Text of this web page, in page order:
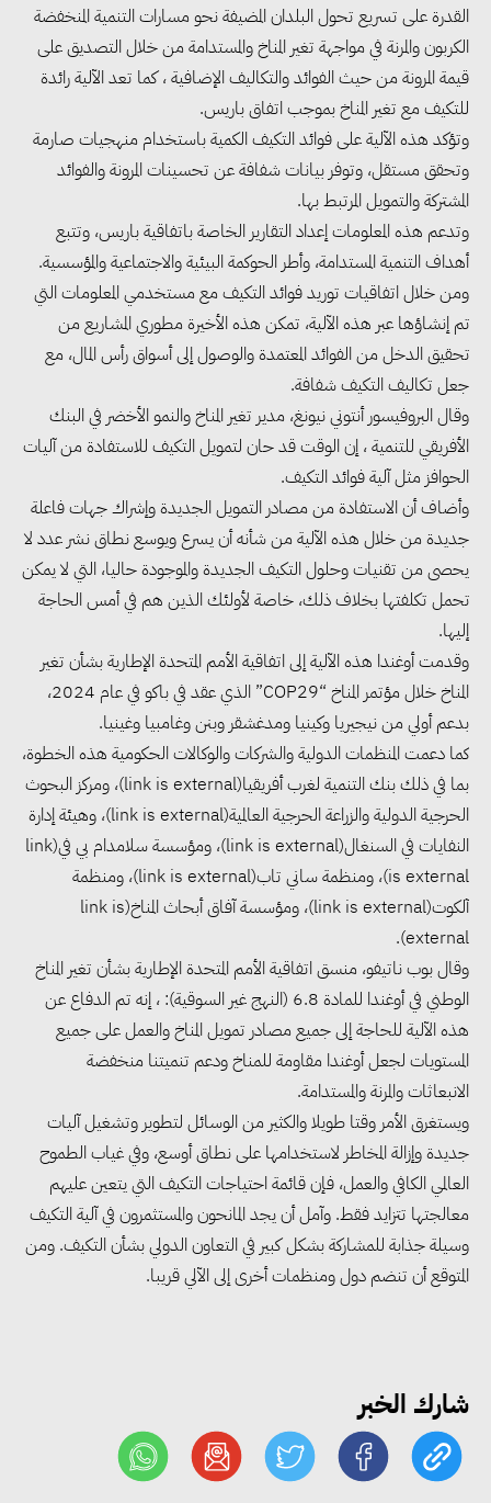
القدرة على تسريع تحول البلدان المضيفة نحو مسارات التنمية المنخفضة
الكربون والمرنة في مواجهة تغير المناخ والمستدامة من خلال التصديق على
قيمة المرونة من حيث الفوائد والتكاليف الإضافية ، كما تعد الآلية رائدة
للتكيف مع تغير المناخ بموجب اتفاق باريس.
وتؤكد هذه الآلية على فوائد التكيف الكمية باستخدام منهجيات صارمة
وتحقق مستقل، وتوفر بيانات شفافة عن تحسينات المرونة والفوائد
المشتركة والتمويل المرتبط بها.
وتدعم هذه المعلومات إعداد التقارير الخاصة باتفاقية باريس، وتتبع
أهداف التنمية المستدامة، وأطر الحوكمة البيئية والاجتماعية والمؤسسية.
ومن خلال اتفاقيات توريد فوائد التكيف مع مستخدمي المعلومات التي
تم إنشاؤها عبر هذه الآلية، تمكن هذه الأخيرة مطوري المشاريع من
تحقيق الدخل من الفوائد المعتمدة والوصول إلى أسواق رأس المال، مع
جعل تكاليف التكيف شفافة.
وقال البروفيسور أنتوني نيونغ، مدير تغير المناخ والنمو الأخضر في البنك
الأفريقي للتنمية ، إن الوقت قد حان لتمويل التكيف للاستفادة من آليات
الحوافز مثل آلية فوائد التكيف.
وأضاف أن الاستفادة من مصادر التمويل الجديدة وإشراك جهات فاعلة
جديدة من خلال هذه الآلية من شأنه أن يسرع ويوسع نطاق نشر عدد لا
يحصى من تقنيات وحلول التكيف الجديدة والموجودة حاليا، التي لا يمكن
تحمل تكلفتها بخلاف ذلك، خاصة لأولئك الذين هم في أمس الحاجة
إليها.
وقدمت أوغندا هذه الآلية إلى اتفاقية الأمم المتحدة الإطارية بشأن تغير
المناخ خلال مؤتمر المناخ “COP29” الذي عقد في باكو في عام 2024،
بدعم أولي من نيجيريا وكينيا ومدغشقر وبنن وغامبيا وغينيا.
كما دعمت المنظمات الدولية والشركات والوكالات الحكومية هذه الخطوة،
بما في ذلك بنك التنمية لغرب أفريقيا(link is external)، ومركز البحوث
الحرجية الدولية والزراعة الحرجية العالمية(link is external)، وهيئة إدارة
النفايات في السنغال(link is external)، ومؤسسة سلامدام بي في(link
is external)، ومنظمة ساني تاب(link is external)، ومنظمة
آلكوت(link is external)، ومؤسسة آفاق أبحاث المناخ(link is
external).
وقال بوب ناتيفو، منسق اتفاقية الأمم المتحدة الإطارية بشأن تغير المناخ
الوطني في أوغندا للمادة 6.8 (النهج غير السوقية): ، إنه تم الدفاع عن
هذه الآلية للحاجة إلى جميع مصادر تمويل المناخ والعمل على جميع
المستويات لجعل أوغندا مقاومة للمناخ ودعم تنميتنا منخفضة
الانبعاثات والمرنة والمستدامة.
ويستغرق الأمر وقتا طويلا والكثير من الوسائل لتطوير وتشغيل آليات
جديدة وإزالة المخاطر لاستخدامها على نطاق أوسع، وفي غياب الطموح
العالمي الكافي والعمل، فإن قائمة احتياجات التكيف التي يتعين عليهم
معالجتها تتزايد فقط. وآمل أن يجد المانحون والمستثمرون في آلية التكيف
وسيلة جذابة للمشاركة بشكل كبير في التعاون الدولي بشأن التكيف. ومن
المتوقع أن تنضم دول ومنظمات أخرى إلى الآلي قريبا.
شارك الخبر
مجلس الوزراء: تراجع معدل
الصين تعزيز الشراكات الصناعية
وجذب استثمارات جديدة إلى مصر